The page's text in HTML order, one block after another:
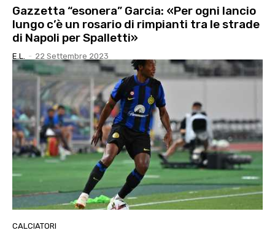
Gazzetta “esonera” Garcia: «Per ogni lancio
lungo c’è un rosario di rimpianti tra le strade
di Napoli per Spalletti»
E.l. - 22 Settembre 2023
CALCIATORI